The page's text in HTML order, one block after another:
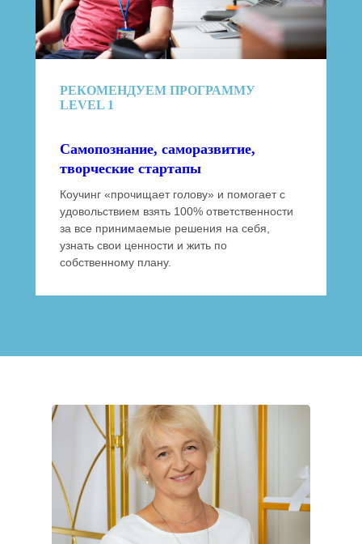
РЕКОМЕНДУЕМ ПРОГРАММУ
LEVEL 1
Самопознание, саморазвитие,
творческие стартапы
Коучинг «прочищает голову» и помогает с
удовольствием взять 100% ответственности
за все принимаемые решения на себя,
узнать свои ценности и жить по
собственному плану.